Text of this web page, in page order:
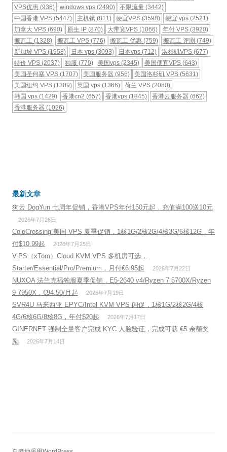
VPS优惠 (936) windows vps(2490) 不限流量 (3442)
中国香港 VPS (5447) 主机镇(811) 便宜VPS (3598) 便宜 vps(2521)
加拿大 VPS (690) 原生 IP(870) 大带宽VPS (1066) 年付 VPS(3920)
搬瓦工 (1328) 搬瓦工 VPS(776) 搬瓦工 优惠 (759) 搬瓦工 评测 (749)
新加坡 VPS (1958) 日本 vps(3093) 日本vps (712) 洛杉矶VPS(677)
特价 VPS (2037) 独服 (779) 美国vps (2345) 美国便宜VPS(643)
美国圣何塞 VPS (1707) 美国服务器 (956) 美国洛杉矶 VPS (5631)
美国纽约 VPS (1309) 英国 vps(1366) 荷兰 VPS (2080)
韩国 vps (1429) 香港cn2 (657) 香港vps (1845) 香港云服务器 (662)
香港服务器 (1026)
最新文章
狗云 DogYun 七周年促销，香港VPS年付150元起，充值满100送10元
2026年7月26日
ColoCrossing 美国 VPS 夏季促销，1核1G/2核2G/4核3G/6核12G，年
付$10.99起
2026年7月25日
V.PS（xTom）Cloud KVM VPS 多机房可选，
Starter/Essential/Pro/Premium，月付€6.95起
2026年7月22日
NUXOA 法兰克福独服夏季促销，E5-2640 v4/Ryzen 7 5700X/Ryzen
9 7950X，€94.50/月起
2026年7月19日
SVR4U 马来西亚 EPYC/Intel KVM VPS 闪促，1核1G/2核2G/4核
4G/6核6G/8核8G，年付$20起
2026年7月17日
GINERNET 强制全量客户完成 KYC 人脸验证，完成可获 €5 余额奖
励
2026年7月14日